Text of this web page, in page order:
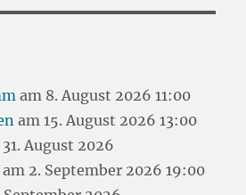
am 8. August 2026 11:00
am 15. August 2026 13:00
August 2026
am 2. September 2026 19:00